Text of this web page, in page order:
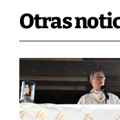
Otras